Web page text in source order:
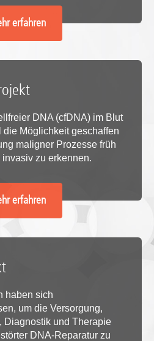
erfahren
DNA (cfDNA) im Blut
Möglichkeit geschaffen
maligner Prozesse früh
zu erkennen.
erfahren
haben sich
um die Versorgung,
Diagnostik und Therapie
DNA-Reparatur zu